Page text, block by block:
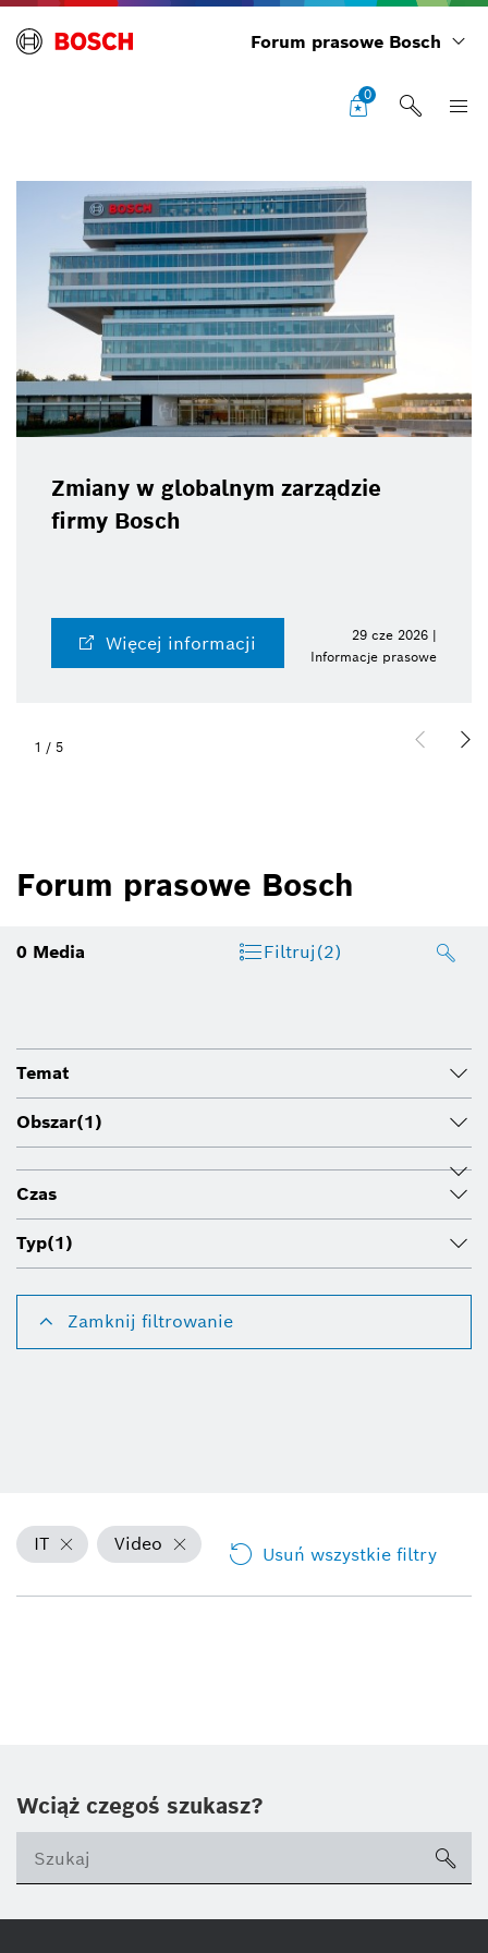
Forum prasowe Bosch
0
Zmiany w globalnym zarządzie
firmy Bosch
Więcej informacji
29 cze 2026 |
Informacje prasowe
1 / 5
Forum prasowe Bosch
0 Media Filtruj(2)
Temat
Obszar(1)
Czas
Typ(1)
Zamknij filtrowanie
IT Video Usuń wszystkie filtry
Wciąż czegoś szukasz?